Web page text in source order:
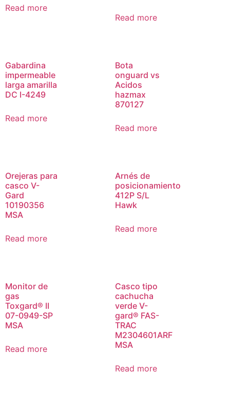
Read more
Read more
Gabardina
impermeable
larga amarilla
DC I-4249
Read more
Bota
onguard vs
Acidos
hazmax
870127
Read more
Orejeras para
casco V-
Gard
10190356
MSA
Read more
Arnés de
posicionamiento
412P S/L
Hawk
Read more
Monitor de
gas
Toxgard® II
07-0949-SP
MSA
Read more
Casco tipo
cachucha
verde V-
gard® FAS-
TRAC
M2304601ARF
MSA
Read more